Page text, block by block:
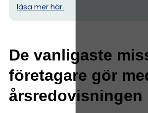
läsa mer här.
De vanligaste
företagare gör
årsredovisningen